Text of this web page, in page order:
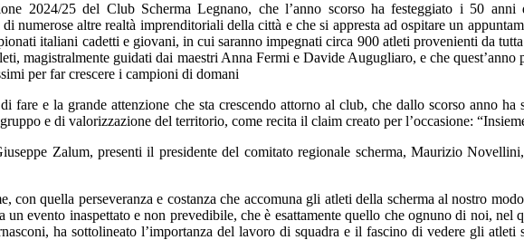
2024/25 del Club Scherma Legnano, che l’anno scorso ha festeggiato i 50 anni
numerose altre realtà imprenditoriali della città e che si appresta ad ospitare un
italiani cadetti e giovani, in cui saranno impegnati circa 900 atleti provenienti da
magistralmente guidati dai maestri Anna Fermi e Davide Augugliaro, e che
per far crescere i campioni di domani
e la grande attenzione che sta crescendo attorno al club, che dallo scorso anno
e di valorizzazione del territorio, come recita il claim creato per l’occasione:
Zalum, presenti il presidente del comitato regionale scherma, Maurizio
quella perseveranza e costanza che accomuna gli atleti della scherma al nostro
evento inaspettato e non prevedibile, che è esattamente quello che ognuno di noi,
ha sottolineato l’importanza del lavoro di squadra e il fascino di vedere gli